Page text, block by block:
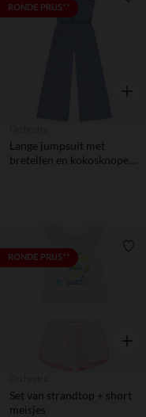
RONDE PRIJS**
Snel
Lange jumpsuit met
bretellen en kokosknopen
RONDE PRIJS**
Snel
Set van strandtop + short
meisjes